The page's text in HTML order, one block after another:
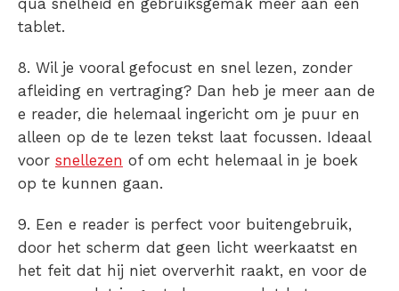
tablet.
8. Wil je vooral gefocust en snel lezen, zonder
afleiding en vertraging? Dan heb je meer aan de
e reader, die helemaal ingericht om je puur en
alleen op de te lezen tekst laat focussen. Ideaal
voor snellezen of om echt helemaal in je boek
op te kunnen gaan.
9. Een e reader is perfect voor buitengebruik,
door het scherm dat geen licht weerkaatst en
het feit dat hij niet oververhit raakt, en voor de